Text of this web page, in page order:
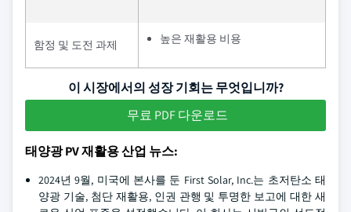
함정 및 도전 과제 높은 재활용 비용
이 시장에서의 성장 기회는 무엇입니까?
무료 PDF 다운로드
태양광 PV 재활용 산업 뉴스:
2024년 9월, 미국에 본사를 둔 First Solar, Inc.는 초저탄소 태
양광 기술, 첨단 재활용, 인권 관행 및 투명한 보고에 대한 새